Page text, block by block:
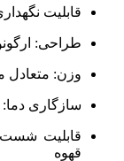
قابلیت
طراحی:
وزن: متعادل
سازگاری
قابلیت
قهوه